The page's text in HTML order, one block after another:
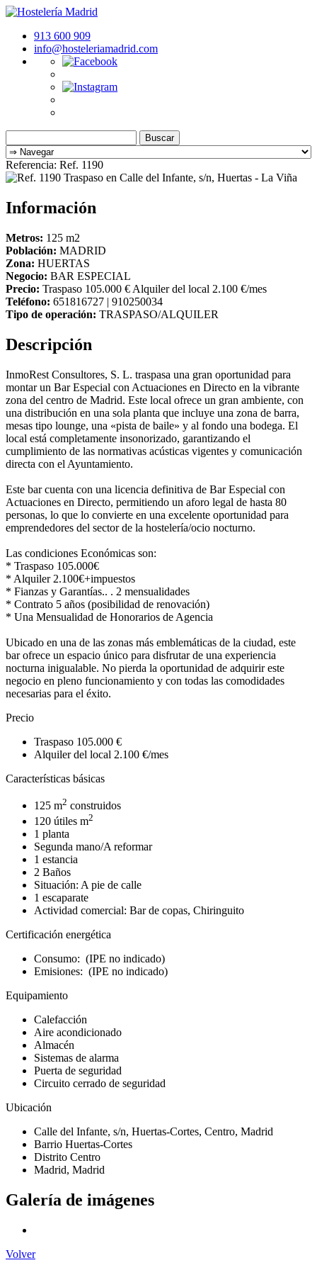
913 600 909
info@hosteleriamadrid.com
Referencia: Ref. 1190
Información
Metros: 125 m2
Población: MADRID
Zona: HUERTAS
Negocio: BAR ESPECIAL
Precio: Traspaso 105.000 € Alquiler del local 2.100 €/mes
Teléfono: 651816727 | 910250034
Tipo de operación: TRASPASO/ALQUILER
Descripción
InmoRest Consultores, S. L. traspasa una gran oportunidad para
montar un Bar Especial con Actuaciones en Directo en la vibrante
zona del centro de Madrid. Este local ofrece un gran ambiente, con
una distribución en una sola planta que incluye una zona de barra,
mesas tipo lounge, una «pista de baile» y al fondo una bodega. El
local está completamente insonorizado, garantizando el
cumplimiento de las normativas acústicas vigentes y comunicación
directa con el Ayuntamiento.
Este bar cuenta con una licencia definitiva de Bar Especial con
Actuaciones en Directo, permitiendo un aforo legal de hasta 80
personas, lo que lo convierte en una excelente oportunidad para
emprendedores del sector de la hostelería/ocio nocturno.
Las condiciones Económicas son:
* Traspaso 105.000€
* Alquiler 2.100€+impuestos
* Fianzas y Garantías.. . 2 mensualidades
* Contrato 5 años (posibilidad de renovación)
* Una Mensualidad de Honorarios de Agencia
Ubicado en una de las zonas más emblemáticas de la ciudad, este
bar ofrece un espacio único para disfrutar de una experiencia
nocturna inigualable. No pierda la oportunidad de adquirir este
negocio en pleno funcionamiento y con todas las comodidades
necesarias para el éxito.
Precio
Traspaso 105.000 €
Alquiler del local 2.100 €/mes
Características básicas
125 m2 construidos
120 útiles m2
1 planta
Segunda mano/A reformar
1 estancia
2 Baños
Situación: A pie de calle
1 escaparate
Actividad comercial: Bar de copas, Chiringuito
Certificación energética
Consumo: (IPE no indicado)
Emisiones: (IPE no indicado)
Equipamiento
Calefacción
Aire acondicionado
Almacén
Sistemas de alarma
Puerta de seguridad
Circuito cerrado de seguridad
Ubicación
Calle del Infante, s/n, Huertas-Cortes, Centro, Madrid
Barrio Huertas-Cortes
Distrito Centro
Madrid, Madrid
Galería de imágenes
Volver